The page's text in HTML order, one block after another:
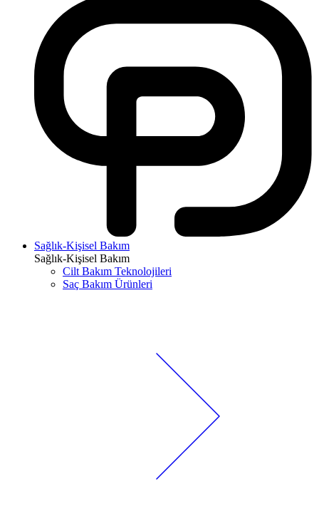
Sağlık-Kişisel Bakım
Sağlık-Kişisel Bakım
Cilt Bakım Teknolojileri
Saç Bakım Ürünleri